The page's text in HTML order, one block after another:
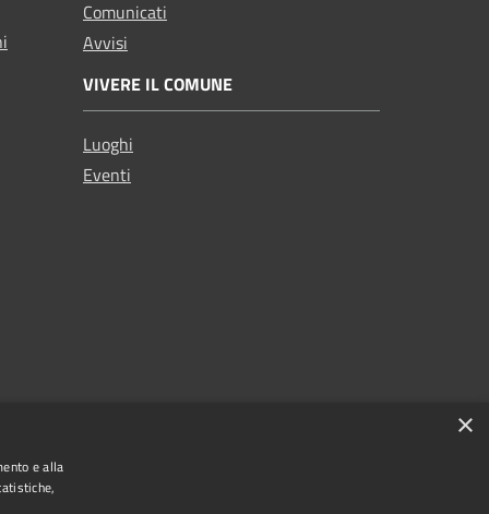
Comunicati
Avvisi
VIVERE IL COMUNE
Luoghi
Eventi
×
e alla